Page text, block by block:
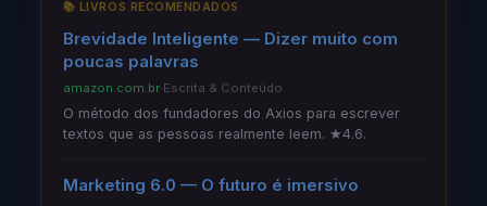
📚 LIVROS RECOMENDADOS
Brevidade Inteligente — Dizer muito com
poucas palavras
amazon.com.br·Escrita & Conteúdo
O método dos fundadores do Axios para escrever
textos que as pessoas realmente leem. ★4.6.
Marketing 6.0 — O futuro é imersivo